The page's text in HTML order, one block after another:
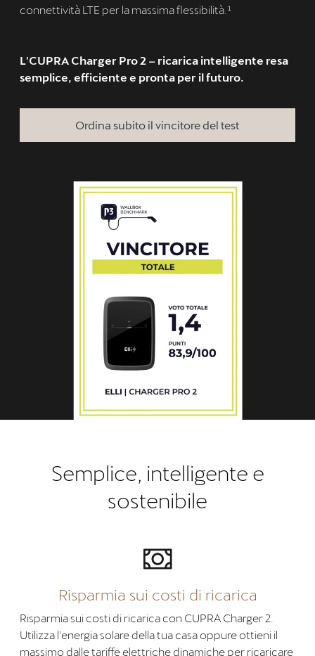
connettività LTE per la massima flessibilità.¹
L'CUPRA Charger Pro 2 – ricarica intelligente resa
semplice, efficiente e pronta per il futuro.
Ordina subito il vincitore del test
Semplice, intelligente e
sostenibile
Risparmia sui costi di ricarica
Risparmia sui costi di ricarica con CUPRA Charger 2.
Utilizza l'energia solare della tua casa oppure ottieni il
massimo dalle tariffe elettriche dinamiche per ricaricare